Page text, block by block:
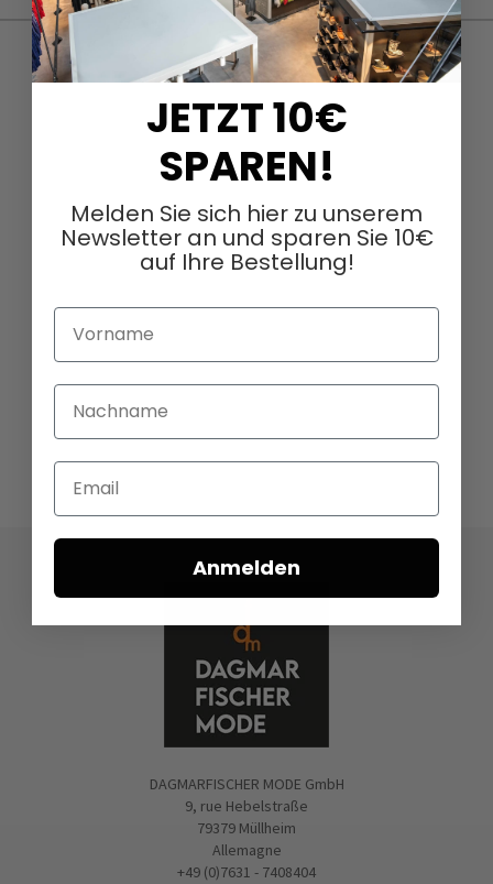
DAGMARFISCHER MODE GmbH
9, rue Hebelstraße
79379 Müllheim
Allemagne
+49 (0)7631 - 7408404
JETZT 10€
SPAREN!
Melden Sie sich hier zu unserem
Newsletter an und sparen Sie 10€
auf Ihre Bestellung!
Vorname
Nachname
Email
Anmelden